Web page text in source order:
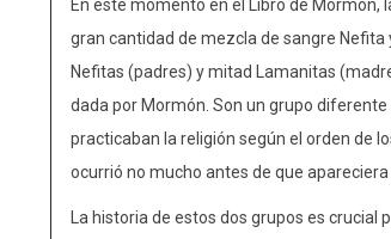
En este momento en el Libro de Mormón,
gran cantidad de mezcla de sangre
Nefitas (padres) y mitad Lamanitas
dada por Mormón. Son un grupo
practicaban la religión según el orden de
ocurrió no mucho antes de que
La historia de estos dos grupos es